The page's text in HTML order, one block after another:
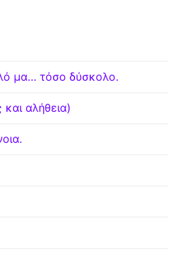
μα… τόσο δύσκολο.
και αλήθεια)